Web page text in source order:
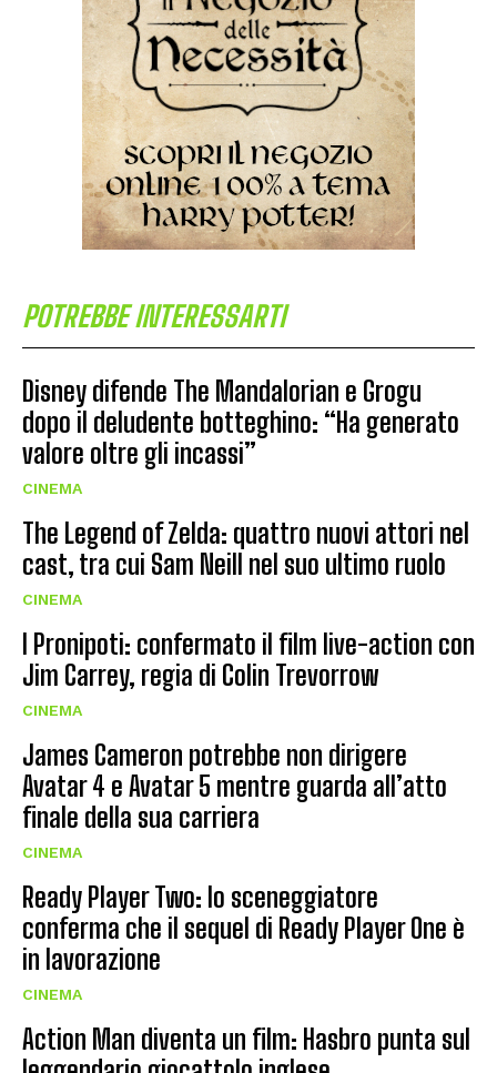
POTREBBE INTERESSARTI
Disney difende The Mandalorian e Grogu
dopo il deludente botteghino: “Ha generato
valore oltre gli incassi”
CINEMA
The Legend of Zelda: quattro nuovi attori nel
cast, tra cui Sam Neill nel suo ultimo ruolo
CINEMA
I Pronipoti: confermato il film live-action con
Jim Carrey, regia di Colin Trevorrow
CINEMA
James Cameron potrebbe non dirigere
Avatar 4 e Avatar 5 mentre guarda all’atto
finale della sua carriera
CINEMA
Ready Player Two: lo sceneggiatore
conferma che il sequel di Ready Player One è
in lavorazione
CINEMA
Action Man diventa un film: Hasbro punta sul